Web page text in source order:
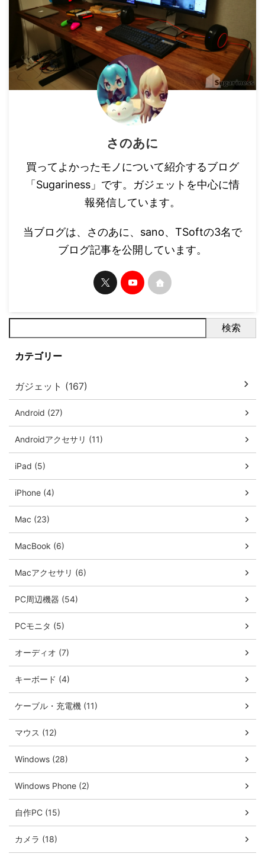
さのあに
買ってよかったモノについて紹介するブログ
「Sugariness」です。ガジェットを中心に情
報発信しています。
当ブログは、さのあに、sano、TSoftの3名で
ブログ記事を公開しています。
検索
カテゴリー
ガジェット (167)
Android (27)
Androidアクセサリ (11)
iPad (5)
iPhone (4)
Mac (23)
MacBook (6)
Macアクセサリ (6)
PC周辺機器 (54)
PCモニタ (5)
オーディオ (7)
キーボード (4)
ケーブル・充電機 (11)
マウス (12)
Windows (28)
Windows Phone (2)
自作PC (15)
カメラ (18)